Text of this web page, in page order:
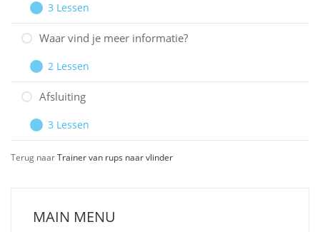
Werken
in
ziekenhuis
Uitbreiden
Les
29
EHBO
3 Lessen
Waar vind je meer informatie?
Uitbreiden
Waar
vind
meer
informatie?
2 Lessen
Afsluiting
Uitbreiden
Afsluiting
3 Lessen
Terug naarTrainer van rups naar vlinder
MAIN MENU